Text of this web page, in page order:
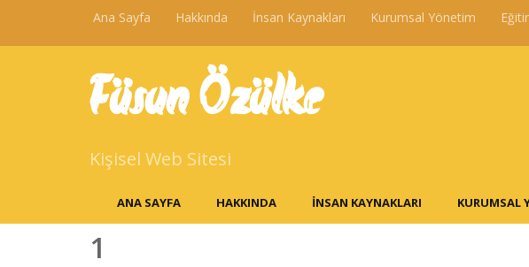
Ana Sayfa Hakkında İnsan Kaynakları Kurumsal Yönetim
Füsun Özülke
Kişisel Web Sitesi
ANA SAYFA HAKKINDA İNSAN KAYNAKLARI KURUMSAL
1